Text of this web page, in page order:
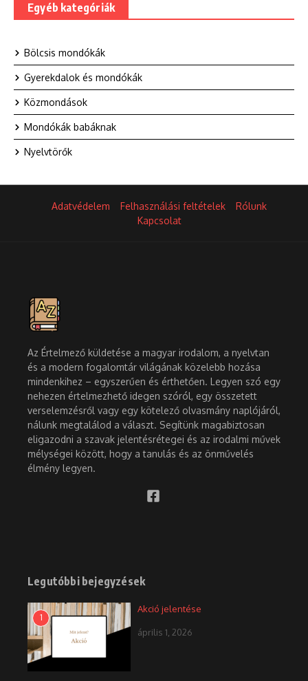
Egyéb kategóriák
Bölcsis mondókák
Gyerekdalok és mondókák
Közmondások
Mondókák babáknak
Nyelvtörők
Adatvédelem Felhasználási feltételek
Rólunk
Kapcsolat
Az Értelmező küldetése a magyar irodalom, a nyelvtan
és a modern fogalomtár világának közelebb hozása
mindenkihez – egyszerűen és érthetően. Legyen szó egy
nehezen értelmezhető idegen szóról, egy összetett
verselemzésről vagy egy kötelező olvasmány naplójáról,
nálunk megtalálod a választ. Segítünk magabiztosan
eligazodni a szavak jelentésrétegei és az irodalmi művek
mélységei között, hogy a tanulás és az önművelés
élmény legyen.
Legutóbbi bejegyzések
1
Akció jelentése
április 1, 2026